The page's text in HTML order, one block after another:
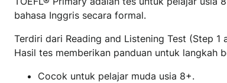
bahasa Inggris secara formal.
Terdiri dari Reading and Listening Test (Step
Hasil tes memberikan panduan untuk langkah
Cocok untuk pelajar muda usia 8+.